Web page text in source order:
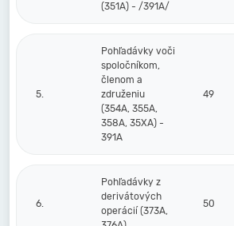
(351A) - /391A/
5.
Pohľadávky voči
spoločníkom,
členom a
združeniu
(354A, 355A,
358A, 35XA) -
391A
49
6.
Pohľadávky z
derivátových
operácií (373A,
50